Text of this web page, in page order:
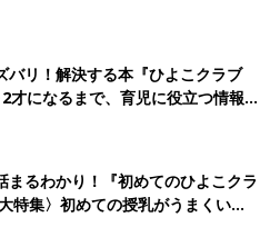
バリ！解決する本『ひよこクラブ
になるまで、育児に役立つ情報が
まるわかり！『初めてのひよこクラ
特集〉初めての授乳がうまくい
ルクの基本と夏のトラブル 解決テ